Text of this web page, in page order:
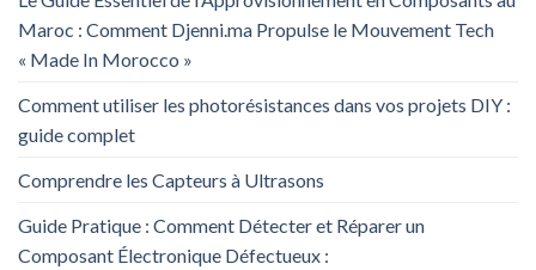
Maroc : Comment Djenni.ma Propulse le Mouvement Tech
« Made In Morocco »
Comment utiliser les photorésistances dans vos projets DIY :
guide complet
Comprendre les Capteurs à Ultrasons
Guide Pratique : Comment Détecter et Réparer un
Composant Électronique Défectueux :